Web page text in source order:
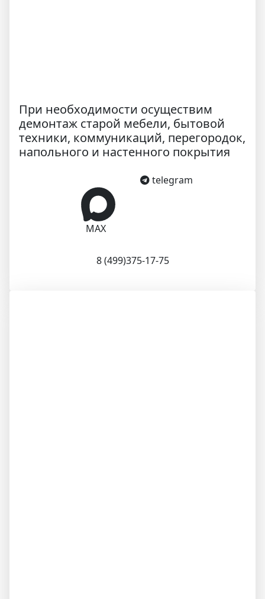
При необходимости осуществим
демонтаж старой мебели, бытовой
техники, коммуникаций, перегородок,
напольного и настенного покрытия
MAX
telegram
8 (499)375-17-75